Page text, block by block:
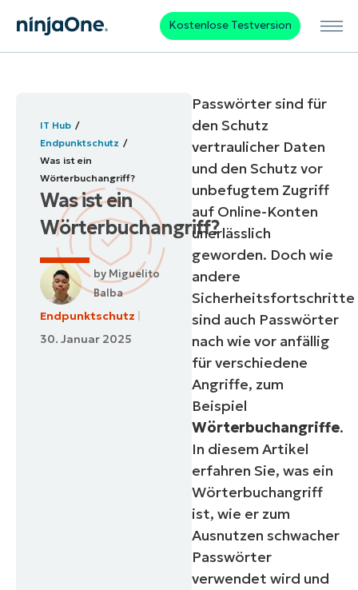
Kostenlose Testversion
IT Hub
Endpunktschutz
Was ist ein
Wörterbuchangriff?
Was ist ein
Wörterbuchangriff?
byMiguelito
Balba
Endpunktschutz
30. Januar 2025
Passwörter sind für
den Schutz
vertraulicher Daten
und den Schutz vor
unbefugtem Zugriff
auf Online-Konten
unerlässlich
geworden. Doch wie
andere
Sicherheitsfortschritte
sind auch Passwörter
nach wie vor anfällig
für verschiedene
Angriffe, zum
Beispiel
Wörterbuchangriffe.
In diesem Artikel
erfahren Sie, was ein
Wörterbuchangriff
ist, wie er zum
Ausnutzen schwacher
Passwörter
verwendet wird und